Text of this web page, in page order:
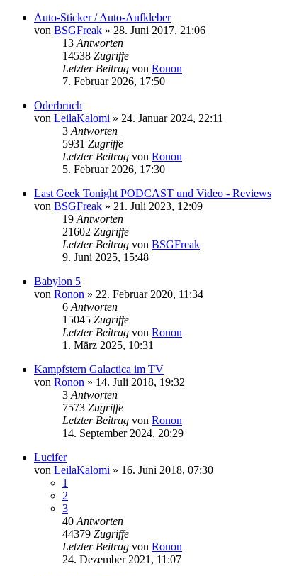
Auto-Sticker / Auto-Aufkleber
von BSGFreak » 28. Juni 2017, 21:06
13 Antworten
14538 Zugriffe
Letzter Beitrag von Ronon
7. Februar 2026, 17:50
Oderbruch
von LeilaKalomi » 24. Januar 2024, 22:11
3 Antworten
5931 Zugriffe
Letzter Beitrag von Ronon
5. Februar 2026, 17:30
Last Geek Tonight PODCAST und Video - Reviews
von BSGFreak » 21. Juli 2023, 12:09
19 Antworten
21602 Zugriffe
Letzter Beitrag von BSGFreak
9. Juni 2025, 15:48
Babylon 5
von Ronon » 22. Februar 2020, 11:34
6 Antworten
15045 Zugriffe
Letzter Beitrag von Ronon
1. März 2025, 10:31
Kampfstern Galactica im TV
von Ronon » 14. Juli 2018, 19:32
3 Antworten
7573 Zugriffe
Letzter Beitrag von Ronon
14. September 2024, 20:29
Lucifer
von LeilaKalomi » 16. Juni 2018, 07:30
1
2
3
40 Antworten
44379 Zugriffe
Letzter Beitrag von Ronon
24. Dezember 2021, 11:07